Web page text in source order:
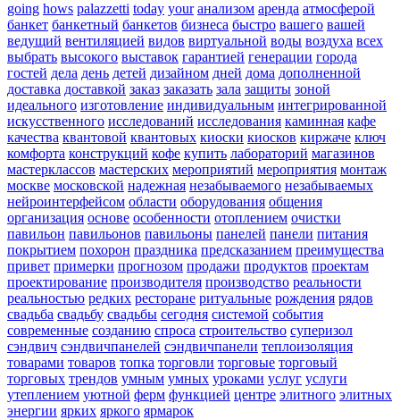
going hows palazzetti today your анализом аренда атмосферой
банкет банкетный банкетов бизнеса быстро вашего вашей
ведущий вентиляцией видов виртуальной воды воздуха всех
выбрать высокого выставок гарантией генерации города
гостей дела день детей дизайном дней дома дополненной
доставка доставкой заказ заказать зала защиты зоной
идеального изготовление индивидуальным интегрированной
искусственного исследований исследования каминная кафе
качества квантовой квантовых киоски киосков киржаче ключ
комфорта конструкций кофе купить лабораторий магазинов
мастерклассов мастерских мероприятий мероприятия монтаж
москве московской надежная незабываемого незабываемых
нейроинтерфейсом области оборудования общения
организация основе особенности отоплением очистки
павильон павильонов павильоны панелей панели питания
покрытием похорон праздника предсказанием преимущества
привет примерки прогнозом продажи продуктов проектам
проектирование производителя производство реальности
реальностью редких ресторане ритуальные рождения рядов
свадьба свадьбу свадьбы сегодня системой события
современные созданию спроса строительство суперизол
сэндвич сэндвичпанелей сэндвичпанели теплоизоляция
товарами товаров топка торговли торговые торговый
торговых трендов умным умных уроками услуг услуги
утеплением уютной ферм функцией центре элитного элитных
энергии ярких яркого ярмарок